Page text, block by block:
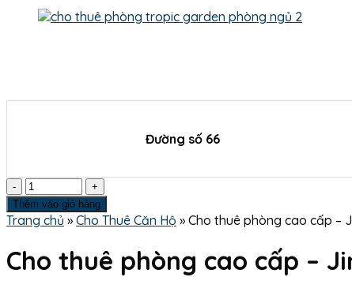
Đường số 66
Số
lượng
Thêm vào giỏ hàng
Trang chủ » Cho Thuê Căn Hộ » Cho thuê phòng cao cấp –
Cho thuê phòng cao cấp –